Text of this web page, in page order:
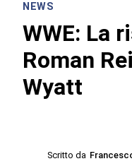
NEWS
WWE: La
Roman
Wyatt
Scritto da